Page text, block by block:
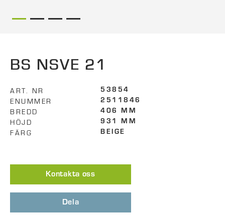
BS NSVE 21
ART. NR 53854
ENUMMER 2511846
BREDD 406 MM
HÖJD 931 MM
FÄRG BEIGE
Kontakta oss
Dela